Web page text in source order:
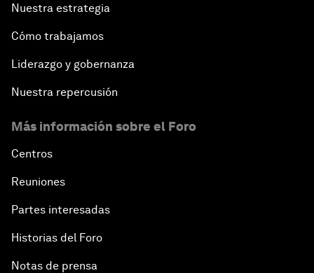
Nuestra estrategia
Cómo trabajamos
Liderazgo y gobernanza
Nuestra repercusión
Más información sobre el Foro
Centros
Reuniones
Partes interesadas
Historias del Foro
Notas de prensa